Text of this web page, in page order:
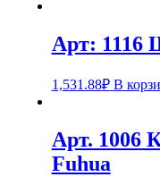
Арт: 1116
1,531.88₽ В
Арт. 1006
Fuhua